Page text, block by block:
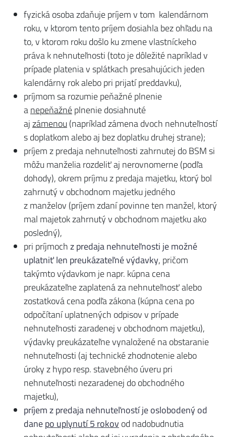
fyzická osoba zdaňuje príjem v tom kalendárnom
roku, v ktorom tento príjem dosiahla bez ohľadu na
to, v ktorom roku došlo ku zmene vlastníckeho
práva k nehnuteľnosti (toto je dôležité napríklad v
prípade platenia v splátkach presahujúcich jeden
kalendárny rok alebo pri prijatí preddavku),
príjmom sa rozumie peňažné plnenie
anepeňažnéplnenie dosiahnuté
ajzámenou (napríklad zámena dvoch nehnuteľností
s doplatkom alebo aj bez doplatku druhej strane);
príjem z predaja nehnuteľnosti zahrnutej do BSM si
môžu manželia rozdeliť aj nerovnomerne (podľa
dohody), okrem príjmu z predaja majetku, ktorý bol
zahrnutý v obchodnom majetku jedného
z manželov (príjem zdaní povinne ten manžel, ktorý
mal majetok zahrnutý v obchodnom majetku ako
posledný),
pri príjmochz predaja nehnuteľnosti je možné
uplatniť len preukázateľné výdavky, pričom
takýmto výdavkom je napr. kúpna cena
preukázateľne zaplatená za nehnuteľnosť alebo
zostatková cena podľa zákona (kúpna cena po
odpočítaní uplatnených odpisov v prípade
nehnuteľnosti zaradenej v obchodnom majetku),
výdavky preukázateľne vynaložené na obstaranie
nehnuteľnosti (aj technické zhodnotenie alebo
úroky z hypo resp. stavebného úveru pri
nehnuteľnosti nezaradenej do obchodného
majetku),
príjem z predaja nehnuteľností je oslobodený od
danepo uplynutí 5 rokov od nadobudnutia